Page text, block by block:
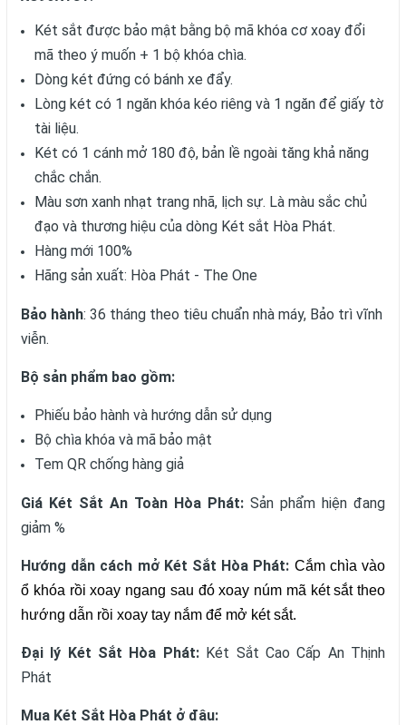
Két sắt được bảo mật bằng bộ mã khóa cơ xoay đổi
mã theo ý muốn + 1 bộ khóa chìa.
Dòng két đứng có bánh xe đẩy.
Lòng két có 1 ngăn khóa kéo riêng và 1 ngăn để giấy tờ
tài liệu.
Két có 1 cánh mở 180 độ, bản lề ngoài tăng khả năng
chắc chắn.
Màu sơn xanh nhạt trang nhã, lịch sự. Là màu sắc chủ
đạo và thương hiệu của dòng Két sắt Hòa Phát.
Hàng mới 100%
Hãng sản xuất: Hòa Phát - The One
Bảo hành: 36 tháng theo tiêu chuẩn nhà máy, Bảo trì vĩnh
viễn.
Bộ sản phẩm bao gồm:
Phiếu bảo hành và hướng dẫn sử dụng
Bộ chìa khóa và mã bảo mật
Tem QR chống hàng giả
Giá Két Sắt An Toàn Hòa Phát: Sản phẩm hiện đang
giảm %
Hướng dẫn cách mở Két Sắt Hòa Phát: Cắm chìa vào
ổ khóa rồi xoay ngang sau đó xoay núm mã két sắt theo
hướng dẫn rồi xoay tay nắm để mở két sắt.
Đại lý Két Sắt Hòa Phát:Két Sắt Cao Cấp An Thịnh
Phát
Mua Két Sắt Hòa Phát ở đâu: